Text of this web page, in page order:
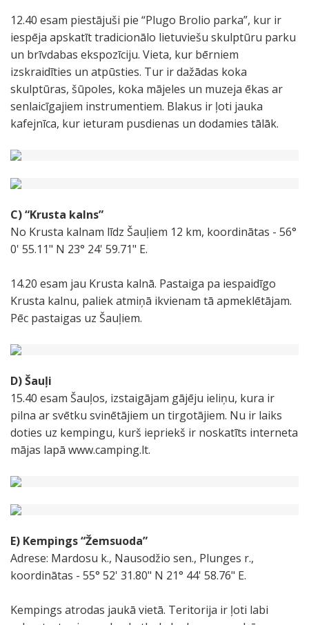
12.40 esam piestājuši pie “Plugo Brolio parka”, kur ir
iespēja apskatīt tradicionālo lietuviešu skulptūru parku
un brīvdabas ekspozīciju. Vieta, kur bērniem
izskraidīties un atpūsties. Tur ir dažādas koka
skulptūras, šūpoles, koka mājeles un muzeja ēkas ar
senlaicīgajiem instrumentiem. Blakus ir ļoti jauka
kafejnīca, kur ieturam pusdienas un dodamies tālāk.
C) “Krusta kalns”
No Krusta kalnam līdz Šauļiem 12 km, koordinātas - 56°
0' 55.11" N 23° 24' 59.71" E.
14.20 esam jau Krusta kalnā. Pastaiga pa iespaidīgo
Krusta kalnu, paliek atmiņā ikvienam tā apmeklētājam.
Pēc pastaigas uz Šauļiem.
D) Šauļi
15.40 esam Šauļos, izstaigājam gājēju ieliņu, kura ir
pilna ar svētku svinētājiem un tirgotājiem. Nu ir laiks
doties uz kempingu, kurš iepriekš ir noskatīts interneta
mājas lapā www.camping.lt.
E) Kempings“Žemsuoda”
Adrese: Mardosu k., Nausodžio sen., Plunges r.,
koordinātas - 55° 52' 31.80" N 21° 44' 58.76" E.
Kempings atrodas jaukā vietā. Teritorija ir ļoti labi